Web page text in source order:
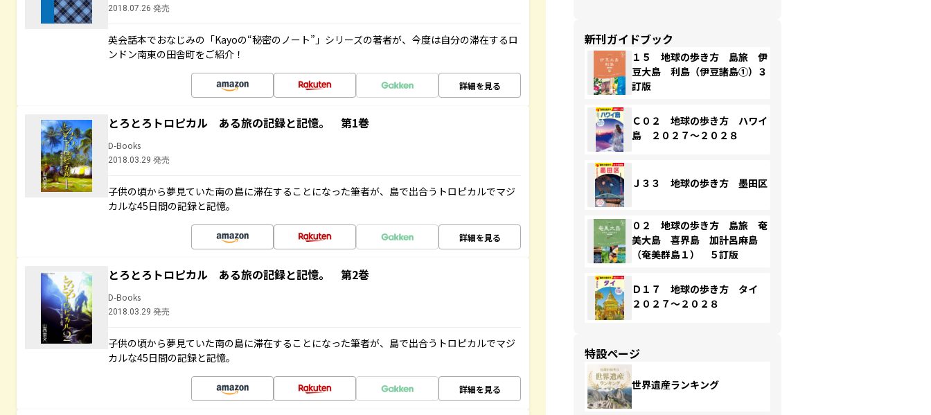
2018.07.26 発売
英会話本でおなじみの「Kayoの“秘密のノート”」シリーズの著者が、今度は自分の滞在するロ
ンドン南東の田舎町をご紹介！
詳細を見る
とろとろトロピカル ある旅の記録と記憶。 第1巻
D-Books
2018.03.29 発売
子供の頃から夢見ていた南の島に滞在することになった筆者が、島で出合うトロピカルでマジ
カルな45日間の記録と記憶。
詳細を見る
とろとろトロピカル ある旅の記録と記憶。 第2巻
D-Books
2018.03.29 発売
子供の頃から夢見ていた南の島に滞在することになった筆者が、島で出合うトロピカルでマジ
カルな45日間の記録と記憶。
詳細を見る
新刊ガイドブック
１５ 地球の歩き方 島旅 伊
豆大島 利島（伊豆諸島①）３
訂版
Ｃ０２ 地球の歩き方 ハワイ
島 ２０２７～２０２８
Ｊ３３ 地球の歩き方 墨田区
０２ 地球の歩き方 島旅 奄
美大島 喜界島 加計呂麻島
（奄美群島１） ５訂版
Ｄ１７ 地球の歩き方 タイ
２０２７～２０２８
特設ページ
世界遺産ランキング